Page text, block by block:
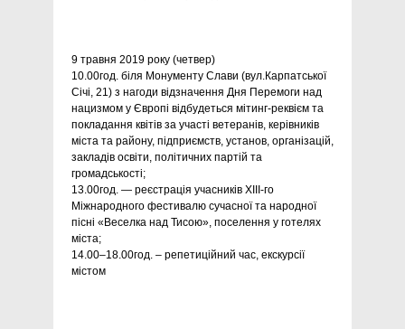
9 травня 2019 року (четвер)
10.00год. біля Монументу Слави (вул.Карпатської
Січі, 21) з нагоди відзначення Дня Перемоги над
нацизмом у Європі відбудеться мітинг-реквієм та
покладання квітів за участі ветеранів, керівників
міста та району, підприємств, установ, організацій,
закладів освіти, політичних партій та
громадськості;
13.00год. — реєстрація учасників ХІIІ-го
Міжнародного фестивалю сучасної та народної
пісні «Веселка над Тисою», поселення у готелях
міста;
14.00–18.00год. – репетиційний час, екскурсії
містом